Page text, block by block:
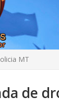
MT
de